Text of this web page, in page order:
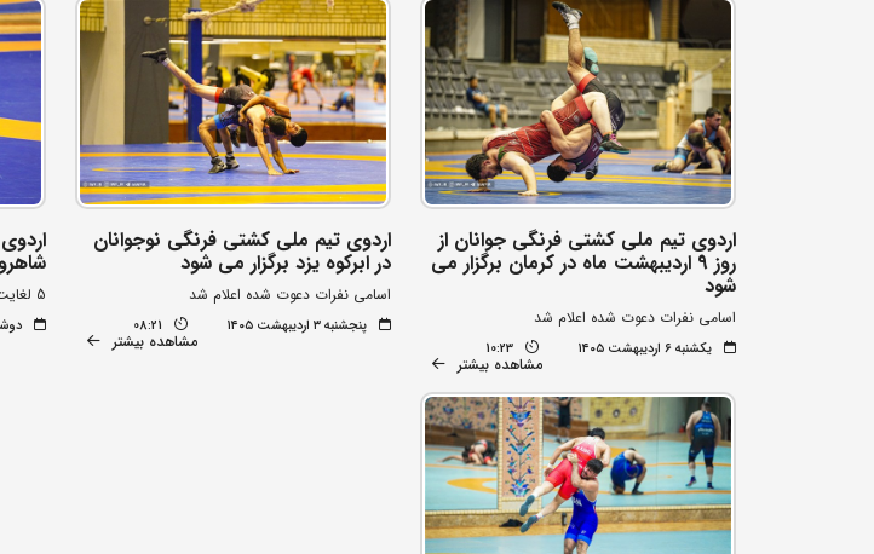
اردوی تیم ملی کشتی فرنگی جوانان از
روز 9 اردیبهشت ماه در کرمان برگزار می
شود
اسامی نفرات دعوت شده اعلام شد
یکشنبه ۶ اردیبهشت ۱۴۰۵ 10:23
مشاهده بیشتر
اردوی تیم ملی کشتی فرنگی نوجوانان
در ابرکوه یزد برگزار می شود
اسامی نفرات دعوت شده اعلام شد
پنجشنبه ۳ اردیبهشت ۱۴۰۵ 08:21
مشاهده بیشتر
5 لغایت 12 اردیبهشت ماه زمان برگزاری
دوشنبه ۳۱